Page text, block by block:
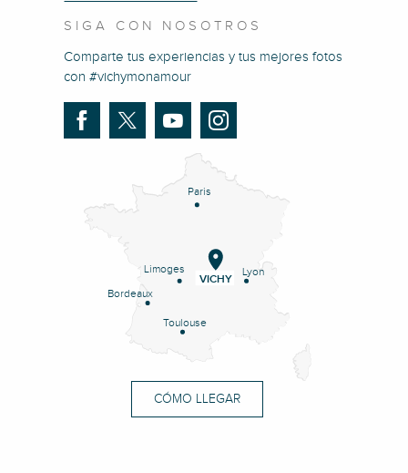
SIGA CON NOSOTROS
Comparte tus experiencias y tus mejores fotos
con #vichymonamour
Paris
Lyon
Limoges
Bordeaux
Toulouse
VICHY
CÓMO LLEGAR